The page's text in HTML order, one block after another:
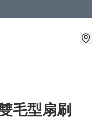
毛型扇刷